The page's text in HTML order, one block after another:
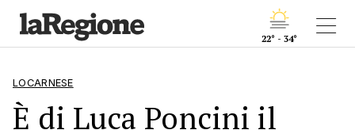
22° - 34°
LOCARNESE
È di Luca Poncini il